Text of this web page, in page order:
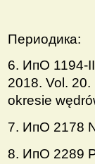
Периодика:
6. ИпО 1194-
2018. Vol.
okresie
7. ИпО 2178
8. ИпО 2289